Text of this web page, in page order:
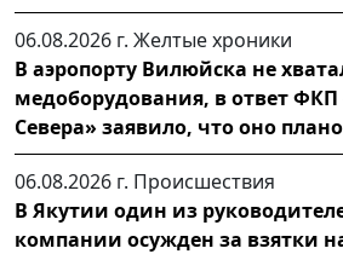
06.08.2026 г. Желтые хроники
В аэропорту Вилюйска не
медоборудования, в ответ
Севера» заявило, что оно
06.08.2026 г. Происшествия
В Якутии один из
компании осужден за взятки